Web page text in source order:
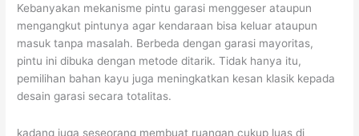
Kebanyakan mekanisme pintu garasi menggeser ataupun
mengangkut pintunya agar kendaraan bisa keluar ataupun
masuk tanpa masalah. Berbeda dengan garasi mayoritas,
pintu ini dibuka dengan metode ditarik. Tidak hanya itu,
pemilihan bahan kayu juga meningkatkan kesan klasik kepada
desain garasi secara totalitas.
kadang juga seseorang membuat ruangan cukup luas di